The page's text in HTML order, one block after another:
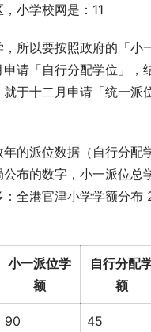
小学校网是：11
所以要按照政府的「小
请「自行分配学位」，
于十二月申请「统一派
的派位数据（自行分配
布的数字，小一派位总
：全港官津小学学额分布
小一派位学
额
自行分配
额
90 45